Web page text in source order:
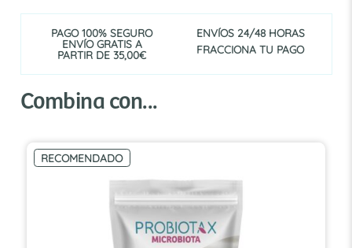
PAGO 100% SEGURO
ENVÍOS 24/48 HORAS
ENVÍO GRATIS A
PARTIR DE 35,00€
FRACCIONA TU PAGO
Combina con...
RECOMENDADO